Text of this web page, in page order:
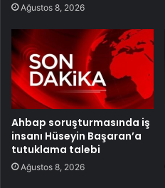
Ağustos 8, 2026
Ahbap soruşturmasında iş
insanı Hüseyin Başaran’a
tutuklama talebi
Ağustos 8, 2026